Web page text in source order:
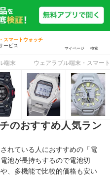
スマートウォッチ
ービス
マイページ 検索
端末 ウェアラブル端末・スマー
のおすすめ人気ラン
れている人におすすめの「電
池が長持ちするので電池切
、多機能で比較的価格も安い